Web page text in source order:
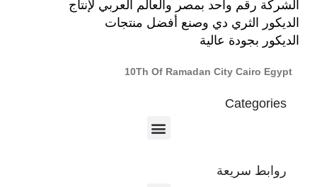
الشركة رقم واحد بمصر والعالم العربي لإنتاج
الديكور الثري دي وصنع أفضل منتجات
الديكور بجودة عالية
10Th Of Ramadan City Cairo Egypt
Categories
روابط سريعة